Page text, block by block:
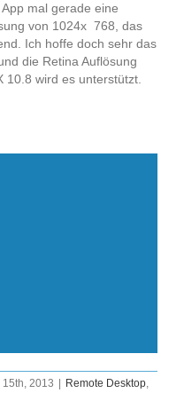
mal gerade eine
von 1024x 768, das
Ich hoffe doch sehr das
die Retina Auflösung
10.8 wird es unterstützt.
15th, 2013 Remote Desktop,